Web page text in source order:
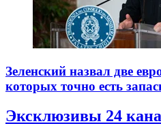
Зеленский назвал две
которых точно есть
Эксклюзивы 24